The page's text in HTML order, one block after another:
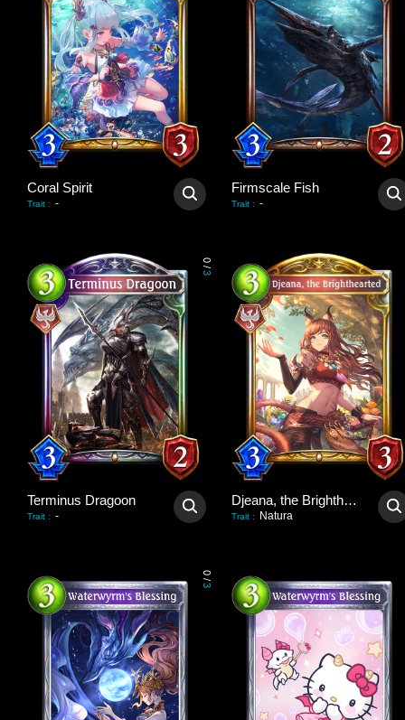
Coral Spirit
Trait : -
Firmscale Fish
Trait : -
0
/
3
Terminus Dragoon
Trait : -
Djeana, the Brighthearted
Trait : Natura
0
/
3